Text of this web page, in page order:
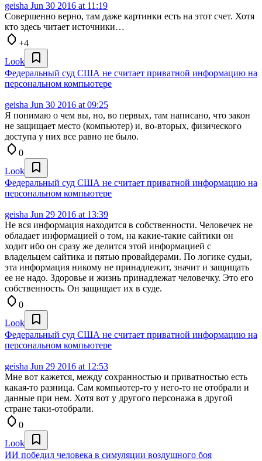
geisha Jun 30 2016 at 11:19
Совершенно верно, там даже картинки есть на этот счет. Хотя
кто здесь читает источники…
+4
Look
Федеральный суд США не считает приватной информацию на
персональном компьютере
geisha Jun 30 2016 at 09:25
Я понимаю о чем вы, но, во первых, там написано, что закон
не защищает место (компьютер) и, во-вторых, физического
доступа у них все равно не было.
0
Look
Федеральный суд США не считает приватной информацию на
персональном компьютере
geisha Jun 29 2016 at 13:39
Не вся информация находится в собственности. Человечек не
обладает информацией о том, на какие-такие сайтики он
ходит ибо он сразу же делится этой информацией с
владельцем сайтика и пятью провайдерами. По логике судьи,
эта информация никому не принадлежит, значит и защищать
ее не надо. Здоровье и жизнь принадлежат человечку. Это его
собственность. Он защищает их в суде.
0
Look
Федеральный суд США не считает приватной информацию на
персональном компьютере
geisha Jun 29 2016 at 12:53
Мне вот кажется, между сохранностью и приватностью есть
какая-то разница. Сам компьютер-то у него-то не отобрали и
данные при нем. Хотя вот у другого персонажа в другой
стране таки-отобрали.
0
Look
ИИ победил человека в симуляции воздушного боя